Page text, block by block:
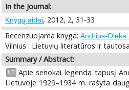
In the Journal:
Knygų aidai, 2012, 2, 31-33
Recenzuojama knyga:Andrius-Oleka
Vilnius : Lietuvių literatūros ir
Summary / Abstract:
LT Apie senokai legenda tapusį
Lietuvoje 1929–1934 m. rašyta